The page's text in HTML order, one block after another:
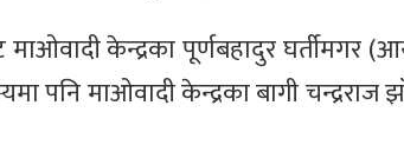
केन्द्रका पूर्णबहादुर घर्तीमगर
माओवादी केन्द्रका बागी चन्द्रराज